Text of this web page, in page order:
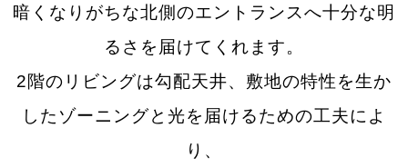
暗くなりがちな北側のエントランスへ十分な明
るさを届けてくれます。
2階のリビングは勾配天井、敷地の特性を生か
したゾーニングと光を届けるための工夫によ
り、